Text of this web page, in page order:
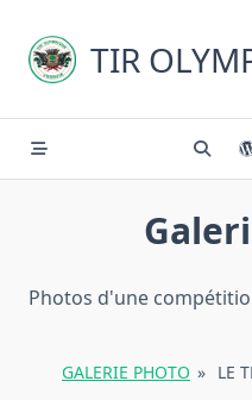
content
TIR
Photos d'une
GALERIE PHOTO » LE